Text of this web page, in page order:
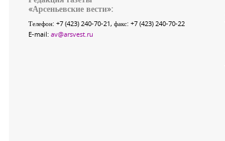
«Арсеньевские вести»:
Телефон: +7 (423) 240-70-21, факс: +7 (423) 240-70-22
E-mail: av@arsvest.ru